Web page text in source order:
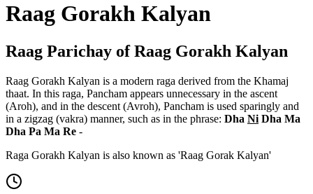
Raag Gorakh Kalyan
Raag Parichay of Raag Gorakh Kalyan
Raag Gorakh Kalyan is a modern raga derived from the Khamaj
thaat. In this raga, Pancham appears unnecessary in the ascent
(Aroh), and in the descent (Avroh), Pancham is used sparingly and
in a zigzag (vakra) manner, such as in the phrase: Dha Ni Dha Ma
Dha Pa Ma Re -
Raga Gorakh Kalyan is also known as 'Raag Gorak Kalyan'